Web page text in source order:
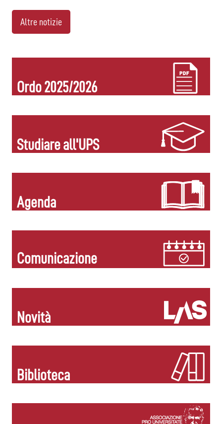
Altre notizie
Ordo 2025/2026
Studiare all'UPS
Agenda
Comunicazione
Novità
Biblioteca